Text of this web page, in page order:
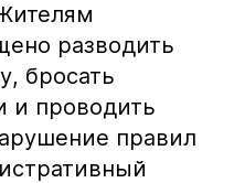
разводить
бросать
и проводить
правил